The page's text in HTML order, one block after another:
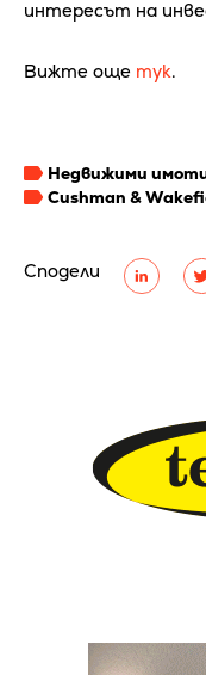
Сподели
интересът на
Вижте още тук.
Недвижими
Cushman &